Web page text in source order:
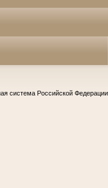
система Российской